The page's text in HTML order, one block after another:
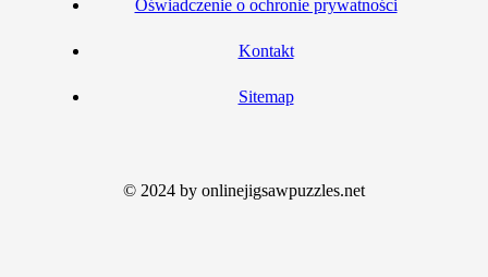
Oświadczenie o ochronie prywatności
Kontakt
Sitemap
© 2024 by onlinejigsawpuzzles.net